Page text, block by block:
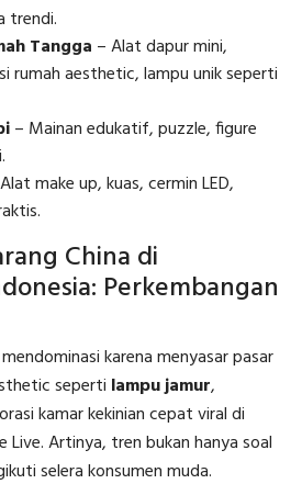
trendi.
Tangga – Alat dapur mini,
rumah aesthetic, lampu unik seperti
– Mainan edukatif, puzzle, figure
make up, kuas, cermin LED,
China di
Perkembangan
mendominasi karena menyasar pasar
seperti lampu jamur,
kamar kekinian cepat viral di
Live. Artinya, tren bukan hanya soal
selera konsumen muda.